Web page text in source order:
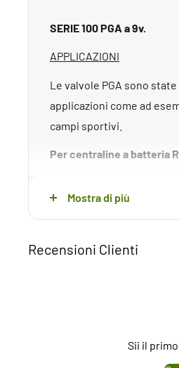
SERIE 100 PGA a 9v.
APPLICAZIONI
Le valvole PGA sono
applicazioni come ad
campi sportivi.
Per centraline a batteria
il solenoide • Solenoide
PGA-9V, 150-PGA -9V
Mostra di più
Recensioni Clienti
Sii il